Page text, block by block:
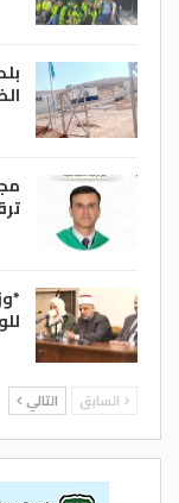
السابق التالي